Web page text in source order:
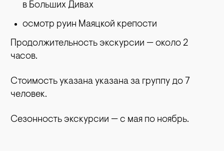
в Больших Дивах
осмотр руин Маяцкой крепости
Продолжительность экскурсии — около 2
часов.
Стоимость указана указана за группу до 7
человек.
Сезонность экскурсии — с мая по ноябрь.